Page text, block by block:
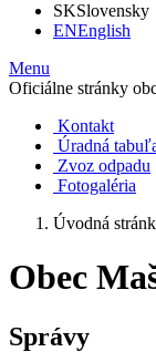
SKSlovensky
ENEnglish
Menu
Oficiálne stránky
Kontakt
Úradná
Zvoz odpadu
Fotogaléria
Úvodná
Obec
Správy